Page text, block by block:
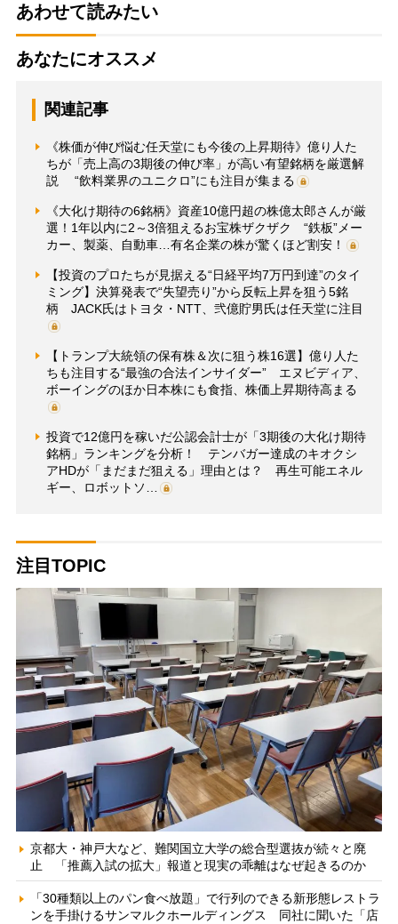
あわせて読みたい
あなたにオススメ
関連記事
《株価が伸び悩む任天堂にも今後の上昇期待》億り人た
ちが「売上高の3期後の伸び率」が高い有望銘柄を厳選解
説 “飲料業界のユニクロ”にも注目が集まる
《大化け期待の6銘柄》資産10億円超の株億太郎さんが厳
選！1年以内に2～3倍狙えるお宝株ザクザク “鉄板”メー
カー、製薬、自動車…有名企業の株が驚くほど割安！
【投資のプロたちが見据える“日経平均7万円到達”のタイ
ミング】決算発表で“失望売り”から反転上昇を狙う5銘
柄 JACK氏はトヨタ・NTT、弐億貯男氏は任天堂に注目
【トランプ大統領の保有株＆次に狙う株16選】億り人た
ちも注目する“最強の合法インサイダー” エヌビディア、
ボーイングのほか日本株にも食指、株価上昇期待高まる
投資で12億円を稼いだ公認会計士が「3期後の大化け期待
銘柄」ランキングを分析！ テンバガー達成のキオクシ
アHDが「まだまだ狙える」理由とは？ 再生可能エネル
ギー、ロボットソ…
注目TOPIC
京都大・神戸大など、難関国立大学の総合型選抜が続々と廃
止 「推薦入試の拡大」報道と現実の乖離はなぜ起きるのか
「30種類以上のパン食べ放題」で行列のできる新形態レストラ
ンを手掛けるサンマルクホールディングス 同社に聞いた「店